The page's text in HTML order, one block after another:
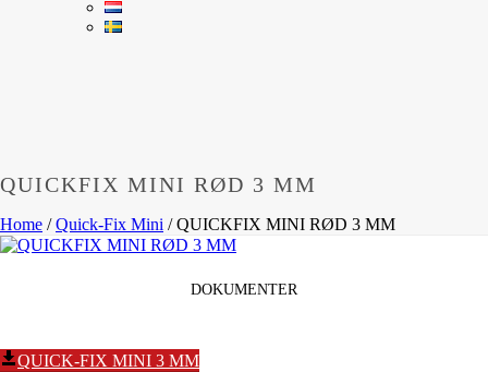
QUICKFIX MINI RØD 3 MM
Home /Quick-Fix Mini /QUICKFIX MINI RØD 3 MM
DOKUMENTER
QUICK-FIX MINI 3 MM